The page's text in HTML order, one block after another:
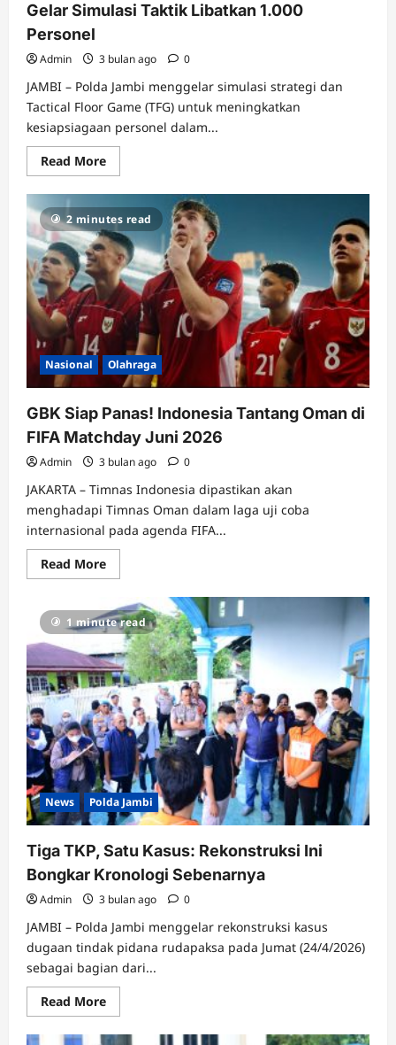
Gelar Simulasi Taktik Libatkan 1.000
Personel
Admin 3 bulan ago 0
JAMBI – Polda Jambi menggelar simulasi strategi dan
Tactical Floor Game (TFG) untuk meningkatkan
kesiapsiagaan personel dalam...
Read MoreRead
more
Antisipasi
Situasi
Genting,
Polda
Jambi
Gelar
Simulasi
Taktik
Libatkan
1.000
Personel
2 minutes read
Nasional Olahraga
GBK Siap Panas! Indonesia Tantang Oman di
FIFA Matchday Juni 2026
Admin 3 bulan ago 0
JAKARTA – Timnas Indonesia dipastikan akan
menghadapi Timnas Oman dalam laga uji coba
internasional pada agenda FIFA...
Read MoreRead
more
Siap
Panas!
Indonesia
Tantang
Oman
di
FIFA
Matchday
Juni
2026
1 minute read
News Polda Jambi
Tiga TKP, Satu Kasus: Rekonstruksi Ini
Bongkar Kronologi Sebenarnya
Admin 3 bulan ago 0
JAMBI – Polda Jambi menggelar rekonstruksi kasus
dugaan tindak pidana rudapaksa pada Jumat (24/4/2026)
sebagai bagian dari...
Read MoreRead
more
Tiga